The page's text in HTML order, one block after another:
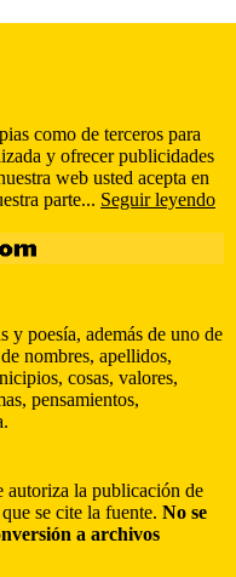
como de terceros para
y ofrecer publicidades
web usted acepta en
parte... Seguir leyendo
y poesía, además de uno de
nombres, apellidos,
cosas, valores,
pensamientos,
autoriza la publicación de
se cite la fuente. No se
a archivos